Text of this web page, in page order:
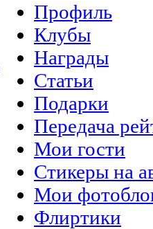
Профиль
Клубы
Награды
Статьи
Подарки
Передача
Мои гости
Стикеры на
Мои
Флиртики